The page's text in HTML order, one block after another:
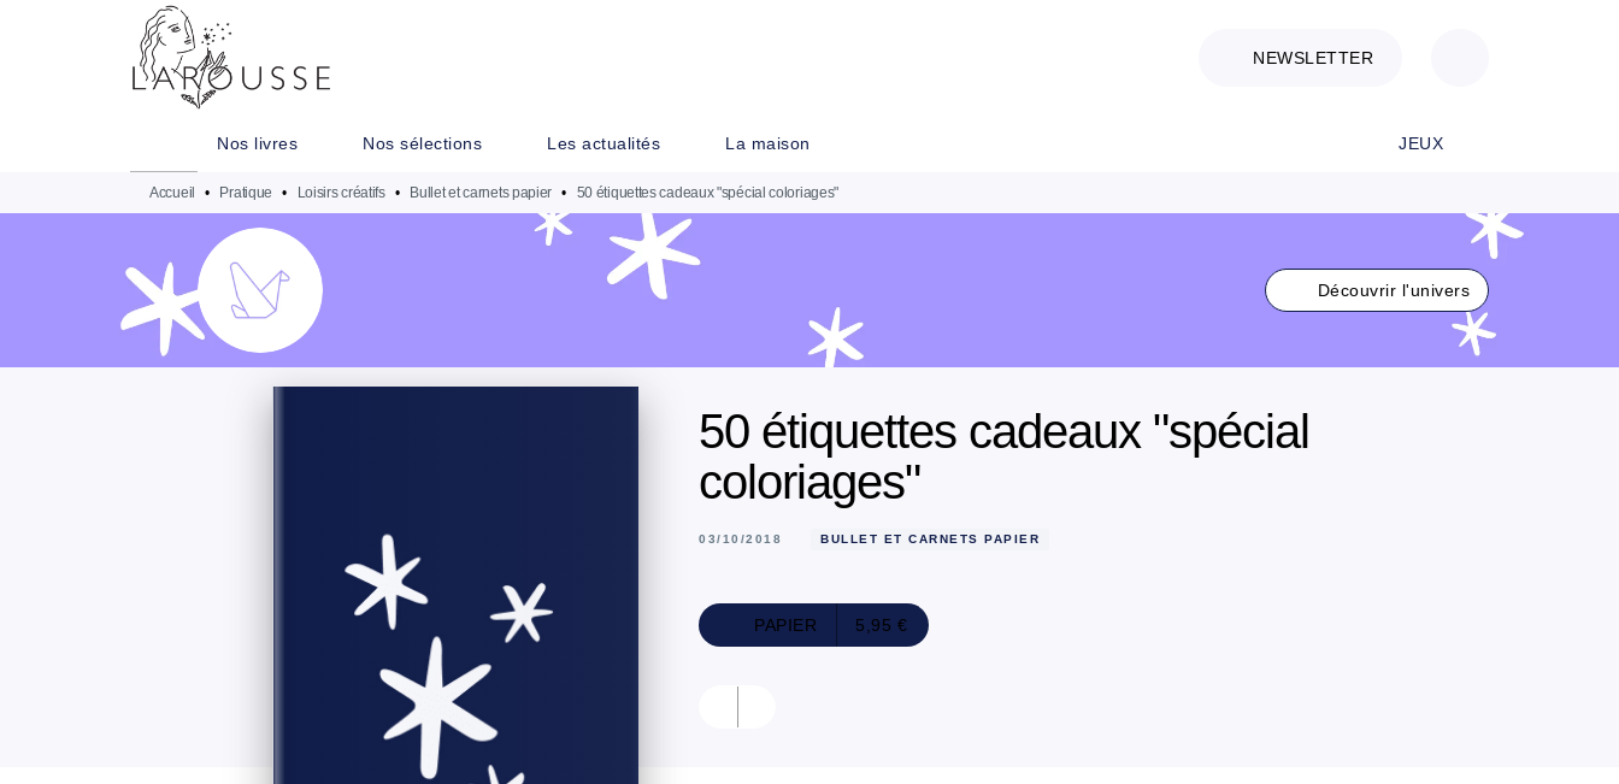
MENU
NEWSLETTER
Nos livres Nos sélections Les actualités La maison JEUX
Accueil • Pratique • Loisirs créatifs • Bullet et carnets papier • 50 étiquettes cadeaux "spécial coloriages"
Découvrir l'univers
50 étiquettes cadeaux "spécial
coloriages"
03/10/2018 BULLET ET CARNETS PAPIER
PAPIER 5,95 €